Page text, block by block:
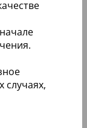
случаях,